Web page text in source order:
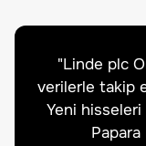
"Linde plc
verilerle takip
Yeni
Papara